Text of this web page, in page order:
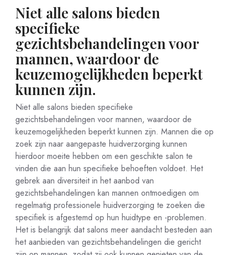
Niet alle salons bieden
specifieke
gezichtsbehandelingen voor
mannen, waardoor de
keuzemogelijkheden beperkt
kunnen zijn.
Niet alle salons bieden specifieke
gezichtsbehandelingen voor mannen, waardoor de
keuzemogelijkheden beperkt kunnen zijn. Mannen die op
zoek zijn naar aangepaste huidverzorging kunnen
hierdoor moeite hebben om een geschikte salon te
vinden die aan hun specifieke behoeften voldoet. Het
gebrek aan diversiteit in het aanbod van
gezichtsbehandelingen kan mannen ontmoedigen om
regelmatig professionele huidverzorging te zoeken die
specifiek is afgestemd op hun huidtype en -problemen.
Het is belangrijk dat salons meer aandacht besteden aan
het aanbieden van gezichtsbehandelingen die gericht